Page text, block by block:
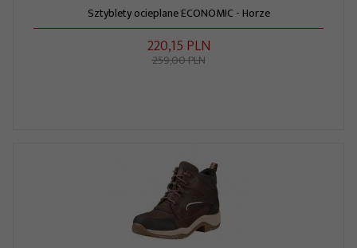
Sztyblety ocieplane ECONOMIC - Horze
220,15 PLN
259,00 PLN